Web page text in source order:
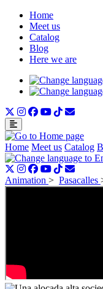
Home
Meet us
Catalog
Blog
Here we are
Home Meet us Catalog
Animation > Pasacalles